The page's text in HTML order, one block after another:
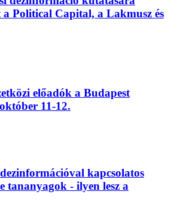
Political Capital, a Lakmusz és
előadók a Budapest
11-12.
kapcsolatos
tananyagok - ilyen lesz a